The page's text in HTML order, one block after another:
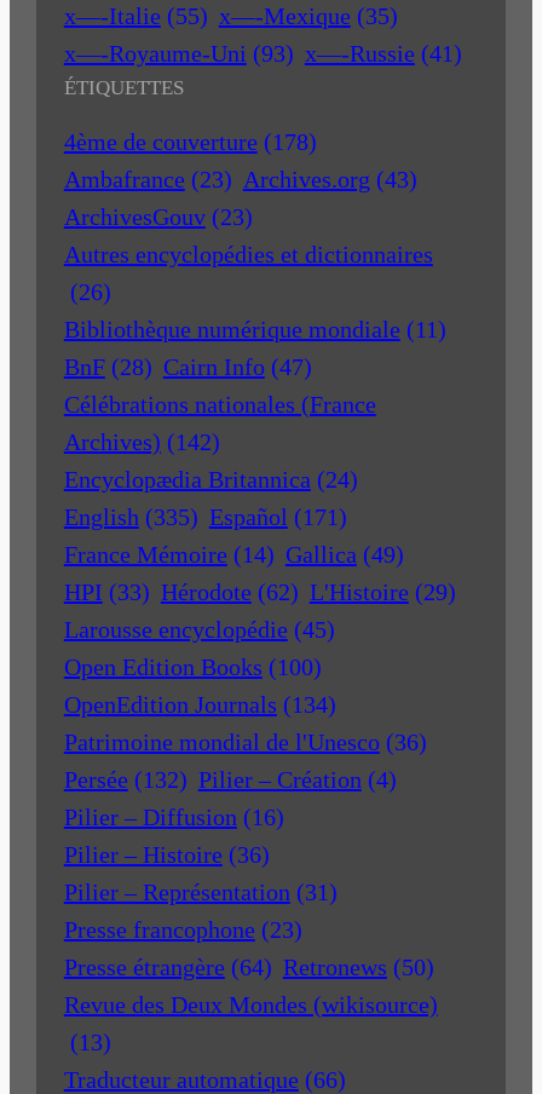
x—-Italie (55) x—-Mexique (35)
x—-Royaume-Uni (93) x—-Russie (41)
ÉTIQUETTES
4ème de couverture (178)
Ambafrance (23) Archives.org (43)
ArchivesGouv (23)
Autres encyclopédies et dictionnaires
(26)
Bibliothèque numérique mondiale (11)
BnF (28) Cairn Info (47)
Célébrations nationales (France
Archives) (142)
Encyclopædia Britannica (24)
English (335) Español (171)
France Mémoire (14) Gallica (49)
HPI (33) Hérodote (62) L'Histoire (29)
Larousse encyclopédie (45)
Open Edition Books (100)
OpenEdition Journals (134)
Patrimoine mondial de l'Unesco (36)
Persée (132) Pilier – Création (4)
Pilier – Diffusion (16)
Pilier – Histoire (36)
Pilier – Représentation (31)
Presse francophone (23)
Presse étrangère (64) Retronews (50)
Revue des Deux Mondes (wikisource)
(13)
Traducteur automatique (66)